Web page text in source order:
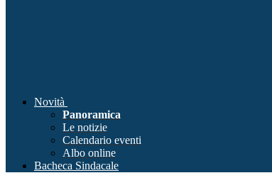
Novità
Panoramica
Le notizie
Calendario eventi
Albo online
Bacheca Sindacale